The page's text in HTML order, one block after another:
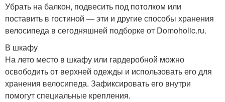
Убрать на балкон, подвесить под потолком или
поставить в гостиной — эти и другие способы хранения
велосипеда в сегодняшней подборке от Domoholic.ru.
В шкафу
На лето место в шкафу или гардеробной можно
освободить от верхней одежды и использовать его для
хранения велосипеда. Зафиксировать его внутри
помогут специальные крепления.